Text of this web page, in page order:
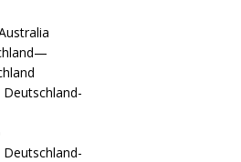
Deutschland-
Deutschland-